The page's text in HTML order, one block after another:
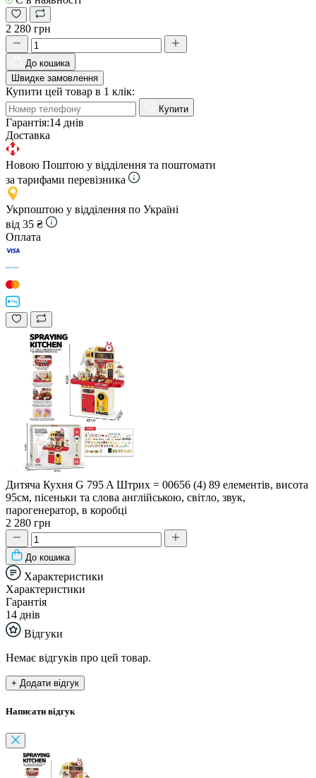
2 280 грн
До кошика
Швидке замовлення
Купити цей товар в 1 клік:
Купити
Гарантія:14 днів
Доставка
Новою Поштою у відділення та поштомати
за тарифами перевізника
Укрпоштою у відділення по Україні
від 35 ₴
Оплата
Дитяча Кухня G 795 A Штрих = 00656 (4) 89 елементів, висота
95см, пісеньки та слова англійською, світло, звук,
парогенератор, в коробці
2 280 грн
До кошика
Характеристики
Характеристики
Гарантія
14 днів
Відгуки
Немає відгуків про цей товар.
+ Додати відгук
Написати відгук